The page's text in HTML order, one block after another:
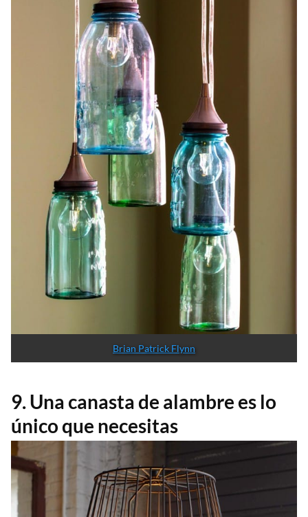
Brian Patrick Flynn
9. Una canasta de alambre es lo
único que necesitas